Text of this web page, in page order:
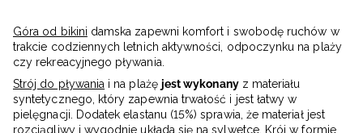
Góra od bikini damska zapewni komfort i swobodę ruchów w
trakcie codziennych letnich aktywności, odpoczynku na plaży
czy rekreacyjnego pływania.
Strój do pływania i na plażę jest wykonanyz materiału
syntetycznego, który zapewnia trwałość i jest łatwy w
pielęgnacji. Dodatek elastanu (15%) sprawia, że materiał jest
rozciągliwy i wygodnie układa się na sylwetce. Krój w formie